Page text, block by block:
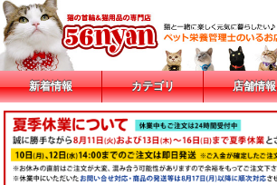
新着情報 カテゴリ 店舗情報